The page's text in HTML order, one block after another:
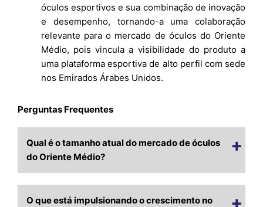
óculos esportivos e sua combinação de inovação
e desempenho, tornando-a uma colaboração
relevante para o mercado de óculos do Oriente
Médio, pois vincula a visibilidade do produto a
uma plataforma esportiva de alto perfil com sede
nos Emirados Árabes Unidos.
Perguntas Frequentes
Qual é o tamanho atual do mercado de óculos
do Oriente Médio?
O que está impulsionando o crescimento no